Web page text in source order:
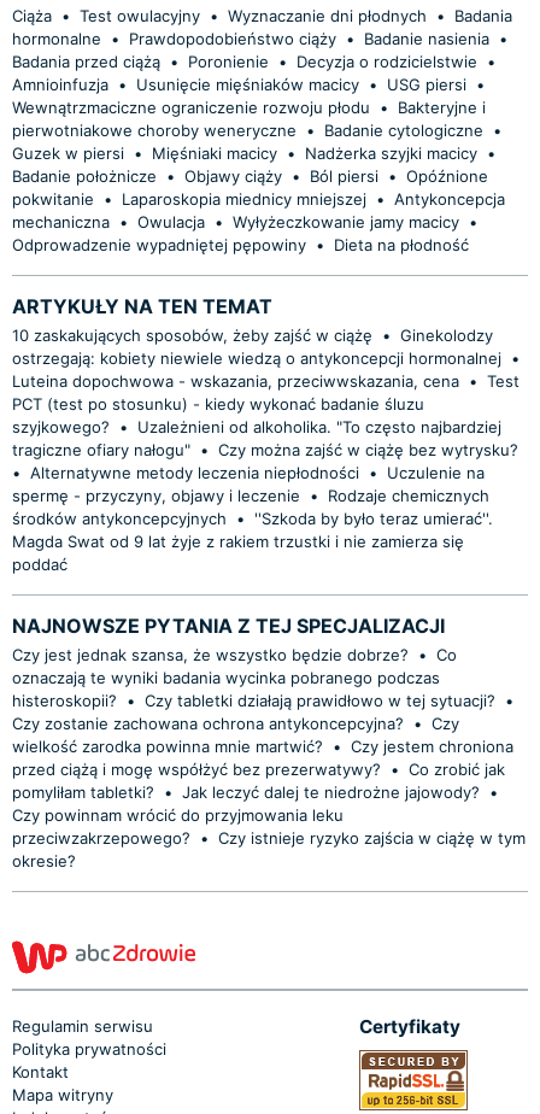
Ciąża • Test owulacyjny • Wyznaczanie dni płodnych •
Badania
hormonalne
• Prawdopodobieństwo ciąży • Badanie nasienia •
Badania przed ciążą • Poronienie • Decyzja o rodzicielstwie
•
Amnioinfuzja • Usunięcie mięśniaków macicy • USG piersi •
Wewnątrzmaciczne ograniczenie rozwoju płodu
•
Bakteryjne i
pierwotniakowe choroby weneryczne
• Badanie cytologiczne
•
Guzek w piersi • Mięśniaki macicy • Nadżerka szyjki macicy •
Badanie położnicze
• Objawy ciąży • Ból piersi • Opóźnione
pokwitanie
• Laparoskopia miednicy mniejszej • Antykoncepcja
mechaniczna • Owulacja • Wyłyżeczkowanie jamy macicy •
Odprowadzenie wypadniętej pępowiny • Dieta na płodność
ARTYKUŁY NA TEN TEMAT
10 zaskakujących sposobów, żeby zajść w ciążę • Ginekolodzy
ostrzegają: kobiety niewiele wiedzą o antykoncepcji hormonalnej •
Luteina dopochwowa - wskazania, przeciwwskazania, cena • Test
PCT (test po stosunku) - kiedy wykonać badanie śluzu
szyjkowego?
•
Uzależnieni od alkoholika. "To często najbardziej
tragiczne ofiary nałogu" • Czy można zajść w ciążę bez wytrysku?
• Alternatywne metody leczenia niepłodności •
Uczulenie na
spermę - przyczyny, objawy i leczenie
•
Rodzaje chemicznych
środków antykoncepcyjnych
•
''Szkoda by było teraz umierać''.
Magda Swat od 9 lat żyje z rakiem trzustki i nie zamierza się
poddać
NAJNOWSZE PYTANIA Z TEJ SPECJALIZACJI
Czy jest jednak szansa, że wszystko będzie dobrze? • Co
oznaczają te wyniki badania wycinka pobranego podczas
histeroskopii?
• Czy tabletki działają prawidłowo w tej sytuacji?
•
Czy zostanie zachowana ochrona antykoncepcyjna?
• Czy
wielkość zarodka powinna mnie martwić?
• Czy jestem chroniona
przed ciążą i mogę współżyć bez prezerwatywy?
• Co zrobić jak
pomyliłam tabletki?
• Jak leczyć dalej te niedrożne jajowody?
•
Czy powinnam wrócić do przyjmowania leku
przeciwzakrzepowego?
• Czy istnieje ryzyko zajścia w ciążę w tym
okresie?
Regulamin serwisu
Polityka prywatności
Kontakt
Mapa witryny
Certyfikaty